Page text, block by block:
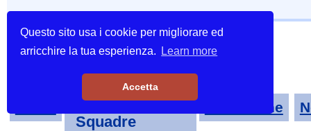
Questo sito usa i cookie per migliorare ed
arricchire la tua esperienza.
Learn more
Accetta
Tornei-
Squadre
Classifiche